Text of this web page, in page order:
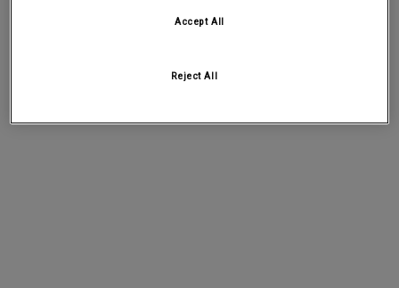
Reject All
Accept All